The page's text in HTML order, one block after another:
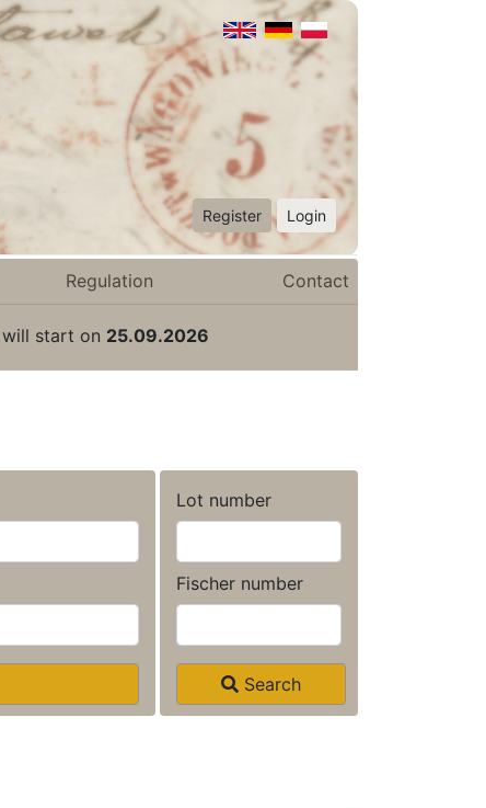
Register Login
Regulation Contact
start on 25.09.2026
Lot number
Fischer number
Search